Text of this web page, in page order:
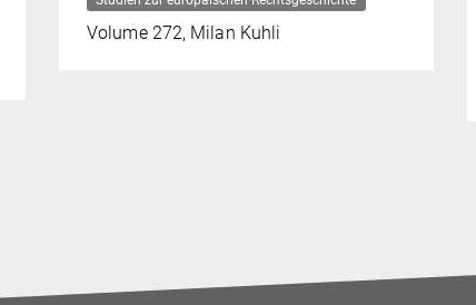
Volume 272, Milan Kuhli